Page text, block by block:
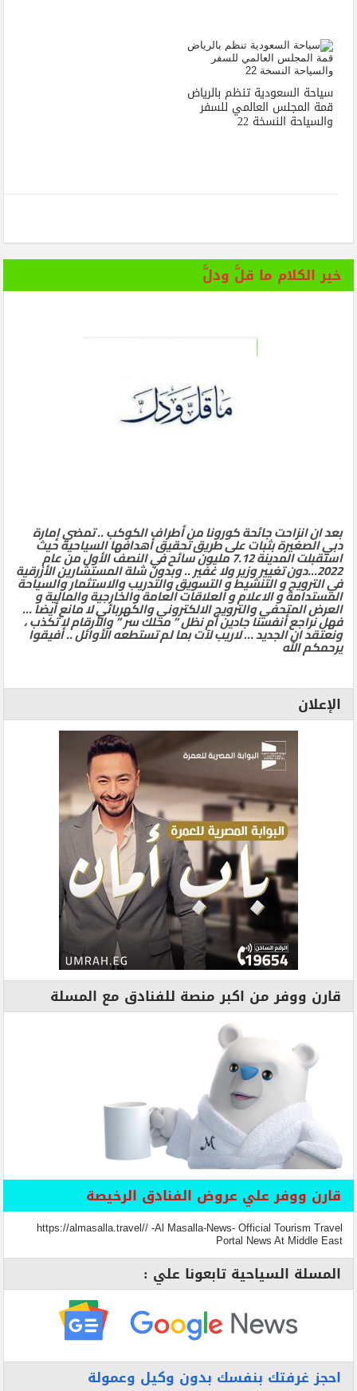
سياحة السعودية تنظم بالرياض
قمة المجلس العالمي للسفر
والسياحة النسخة 22
خير الكلام ما قلَّ ودلَّ
بعد ان انزاحت جائحة كورونا من أطراف الكوكب .. تمضي إمارة
دبي الصغيرة بثبات على طريق تحقيق أهدافها السياحية حيث
استقبلت المدينة 7.12 مليون سائح في النصف الأول من عام
2022…دون تغيير وزير ولا غفير .. وبدون شلة المستشارين الأزرقية
في الترويج و التنشيط و التسويق والتدريب والاستثمار والسياحة
المستدامة و الاعلام و العلاقات العامة والخارجية والمالية و
العرض المتحفي والترويج الالكتروني والكهربائي لا مانع أيضا …
فهل نراجع أنفسنا جادين أم نظل ” محلك سر ” والأرقام لا تكذب ،
ونعتقد ان الجديد … لاريب لآت بما لم تستطعه الأوائل .. أفيقوا
يرحمكم الله
الإعلان
قارن ووفر من اكبر منصة للفنادق مع المسلة
قارن ووفر علي عروض الفنادق الرخيصة
https://almasalla.travel// -Al Masalla-News- Official Tourism Travel
Portal News At Middle East
المسلة السياحية تابعونا علي :
احجز غرفتك بنفسك بدون وكيل وعمولة